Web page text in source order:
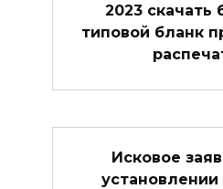
2023 скачать
типовой бланк
Исковое
установлении